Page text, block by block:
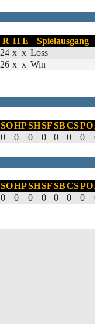
R H E
Spielausgang
24 x x Loss
26 x x Win
SOHPSHSFSBCSPO
0 0 0 0 0 0 0 0
SOHPSHSFSBCSPO
0 0 0 0 0 0 0 0